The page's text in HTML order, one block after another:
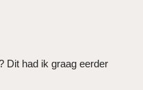
Dit had ik graag eerder